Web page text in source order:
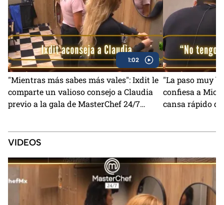
1:02
"Mientras más sabes más vales": Ixdit le
comparte un valioso consejo a Claudia
previo a la gala de MasterChef 24/7
"La paso muy
confiesa a
cansa rápido
VIDEOS